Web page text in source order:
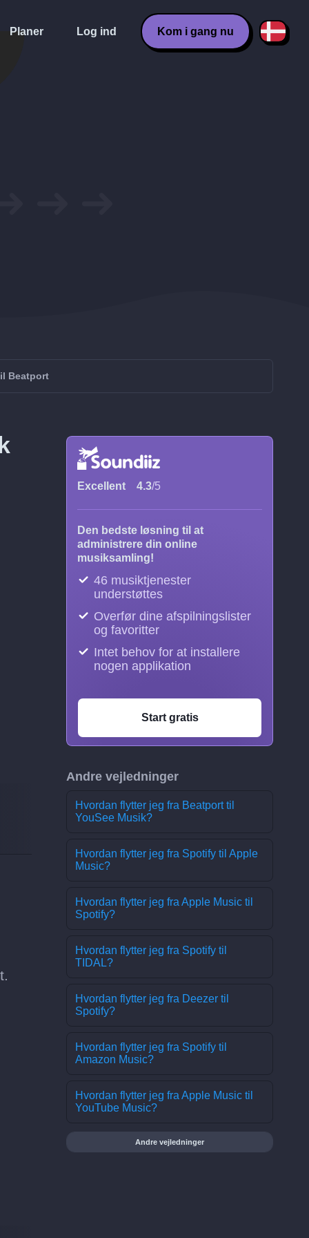
Planer Log ind Kom i gang nu
Beatport
Excellent 4.3/5
Den bedste løsning til at
administrere din online
musiksamling!
46 musiktjenester
understøttes
Overfør dine afspilningslister
og favoritter
Intet behov for at installere
nogen applikation
Start gratis
Andre vejledninger
Hvordan flytter jeg fra Beatport til
YouSee Musik?
Hvordan flytter jeg fra Spotify til Apple
Music?
Hvordan flytter jeg fra Apple Music til
Spotify?
Hvordan flytter jeg fra Spotify til
TIDAL?
Hvordan flytter jeg fra Deezer til
Spotify?
Hvordan flytter jeg fra Spotify til
Amazon Music?
Hvordan flytter jeg fra Apple Music til
YouTube Music?
Andre vejledninger